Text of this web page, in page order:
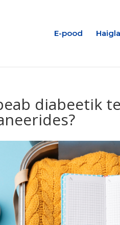
E-pood
diabeetik